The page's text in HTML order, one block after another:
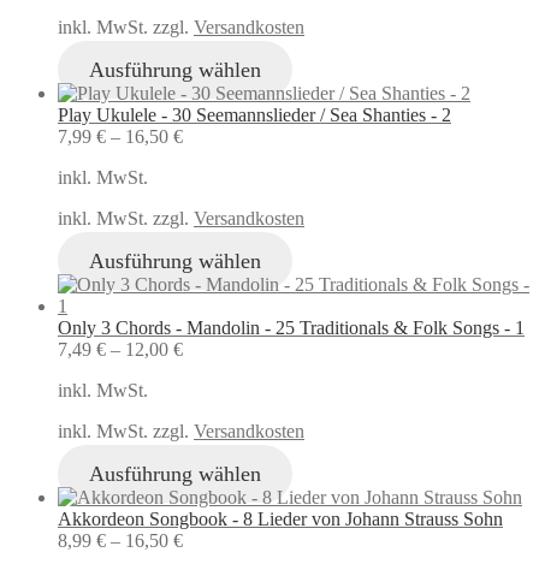
inkl. MwSt. zzgl. Versandkosten
Ausführung wählen
Play Ukulele - 30 Seemannslieder / Sea Shanties - 2
7,99 € – 16,50 €
inkl. MwSt.
inkl. MwSt. zzgl. Versandkosten
Ausführung wählen
Only 3 Chords - Mandolin - 25 Traditionals & Folk Songs - 1
7,49 € – 12,00 €
inkl. MwSt.
inkl. MwSt. zzgl. Versandkosten
Ausführung wählen
Akkordeon Songbook - 8 Lieder von Johann Strauss Sohn
8,99 € – 16,50 €